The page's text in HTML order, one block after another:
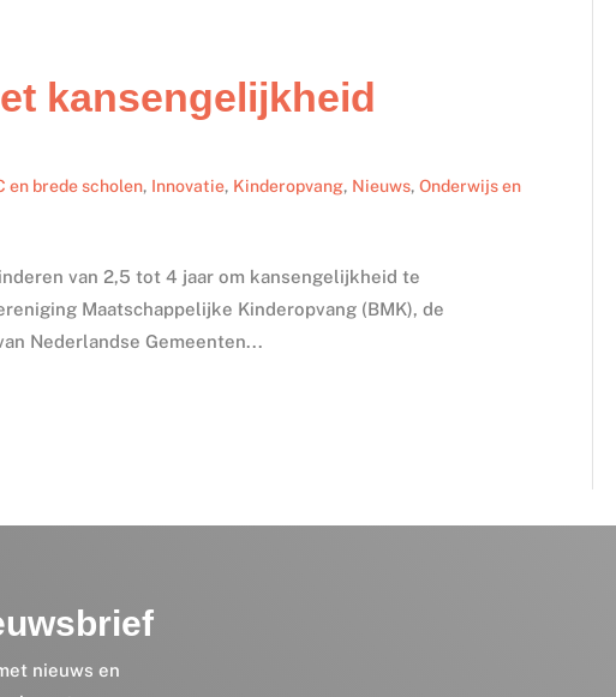
kansengelijkheid
en brede scholen, Innovatie, Kinderopvang, Nieuws,Onderwijs en
van 2,5 tot 4 jaar om kansengelijkheid te
Maatschappelijke Kinderopvang (BMK), de
Nederlandse Gemeenten...
nieuws en